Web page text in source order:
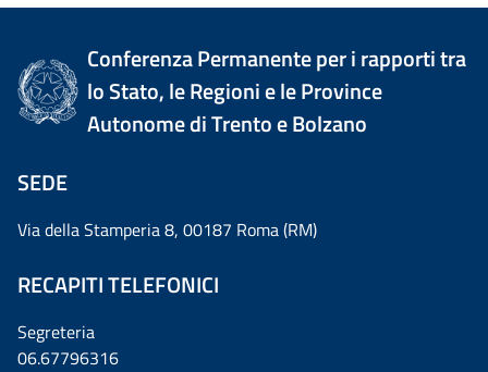
Conferenza Permanente per i rapporti tra
lo Stato, le Regioni e le Province
Autonome di Trento e Bolzano
SEDE
Via della Stamperia 8, 00187 Roma (RM)
RECAPITI TELEFONICI
Segreteria
06.67796316